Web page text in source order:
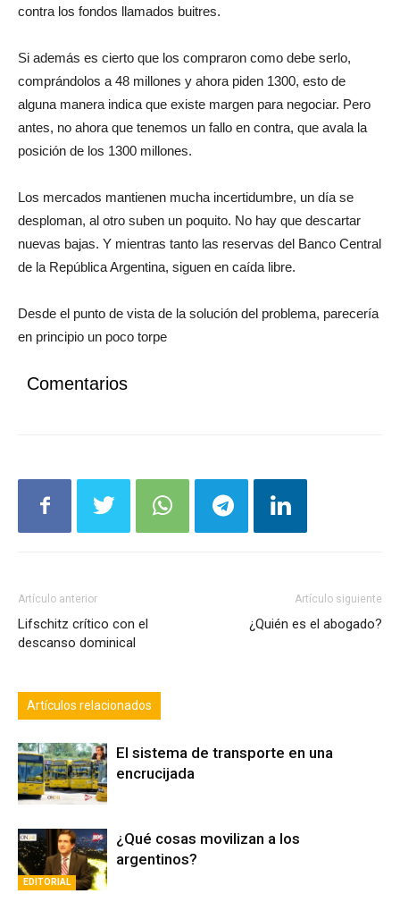
contra los fondos llamados buitres.
Si además es cierto que los compraron como debe serlo,
comprándolos a 48 millones y ahora piden 1300, esto de
alguna manera indica que existe margen para negociar. Pero
antes, no ahora que tenemos un fallo en contra, que avala la
posición de los 1300 millones.
Los mercados mantienen mucha incertidumbre, un día se
desploman, al otro suben un poquito. No hay que descartar
nuevas bajas. Y mientras tanto las reservas del Banco Central
de la República Argentina, siguen en caída libre.
Desde el punto de vista de la solución del problema, parecería
en principio un poco torpe
Comentarios
Artículo anterior
Lifschitz crítico con el
descanso dominical
Artículo siguiente
¿Quién es el abogado?
Artículos relacionados
El sistema de transporte en una
encrucijada
EDITORIAL
¿Qué cosas movilizan a los
argentinos?